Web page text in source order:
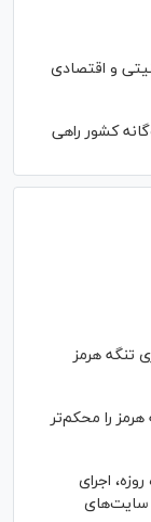
و اقتصادی
هفت‌گانه کشور راهی
تنگه هرمز
را محکم‌تر
اجرای
سایت‌های